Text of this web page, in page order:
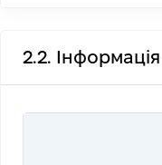
2.2.